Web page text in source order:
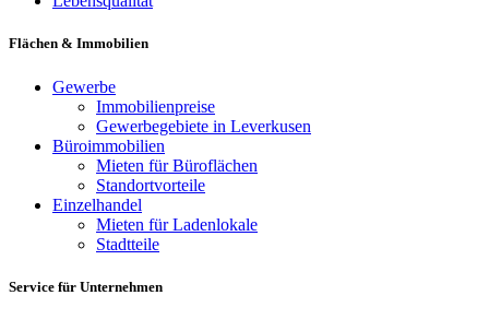
Flächen & Immobilien
Gewerbe
Immobilienpreise
Gewerbegebiete in Leverkusen
Büroimmobilien
Mieten für Büroflächen
Standortvorteile
Einzelhandel
Mieten für Ladenlokale
Stadtteile
Service für Unternehmen